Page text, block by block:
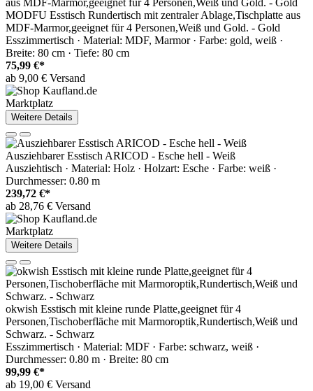
MODFU Esstisch Rundertisch mit zentraler Ablage,Tischplatte aus
MDF-Marmor,geeignet für 4 Personen,Weiß und Gold. - Gold
Esszimmertisch · Material: MDF, Marmor · Farbe: gold, weiß ·
Breite: 80 cm · Tiefe: 80 cm
75,99 €*
ab 9,00 € Versand
Marktplatz
Weitere Details
Ausziehbarer Esstisch ARICOD - Esche hell - Weiß
Ausziehtisch · Material: Holz · Holzart: Esche · Farbe: weiß ·
Durchmesser: 0.80 m
239,72 €*
ab 28,76 € Versand
Marktplatz
Weitere Details
okwish Esstisch mit kleine runde Platte,geeignet für 4
Personen,Tischoberfläche mit Marmoroptik,Rundertisch,Weiß und
Schwarz. - Schwarz
Esszimmertisch · Material: MDF · Farbe: schwarz, weiß ·
Durchmesser: 0.80 m · Breite: 80 cm
99,99 €*
ab 19,00 € Versand